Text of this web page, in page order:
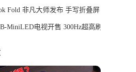
防窥屏
Fold 非凡大师发布 手写折叠屏
体验
MiniLED电视开售 300Hz超高刷